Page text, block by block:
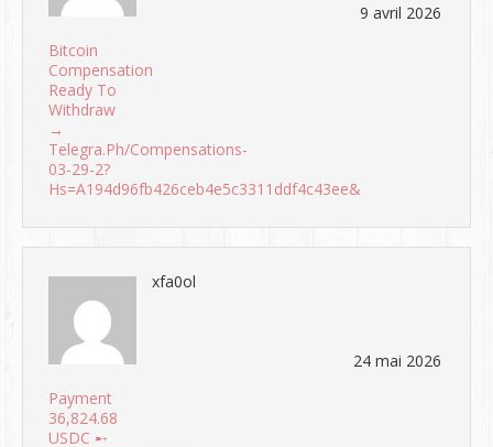
Bitcoin
Compensation
Ready To
Withdraw
→
Telegra.ph/Compensations-
03-29-2?
Hs=a194d96fb426ceb4e5c3311ddf4c43ee&
9 avril 2026
Payment
36,824.68
USDC ➸
xfa0ol
24 mai 2026